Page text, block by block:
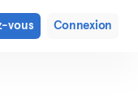
vous Connexion